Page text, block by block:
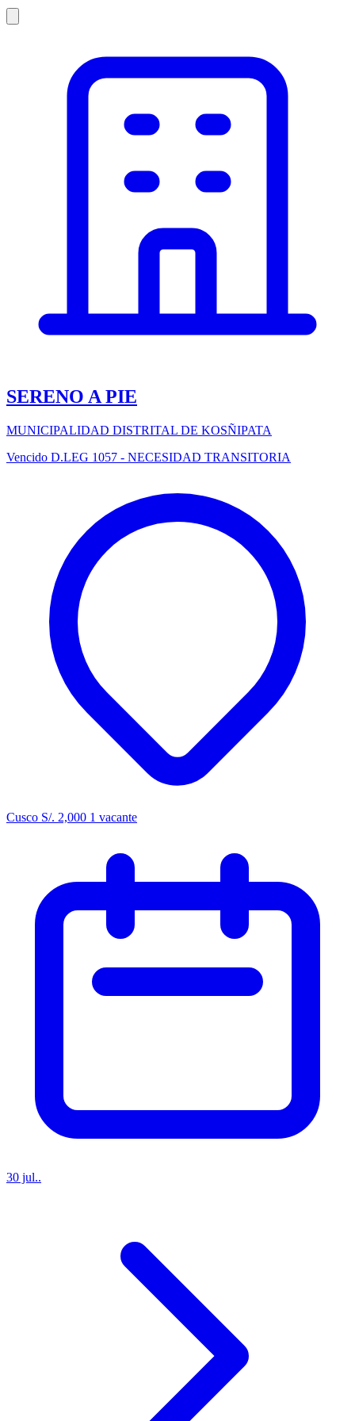
SERENO A PIE
MUNICIPALIDAD DISTRITAL DE KOSÑIPATA
Vencido D.LEG 1057 - NECESIDAD TRANSITORIA
Cusco S/. 2,000 1 vacante
30 jul..